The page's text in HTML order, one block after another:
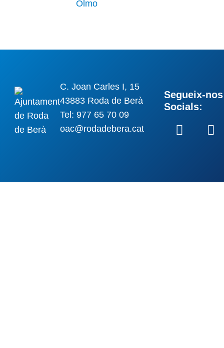
C. Joan Carles I, 15
43883 Roda de Berà
Tel: 977 65 70 09
oac@rodadebera.cat
Segueix-
Socials: